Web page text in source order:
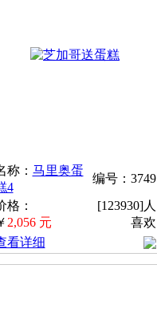
称： 马里奥蛋
4
编号：3749
格：
2,056 元
[123930]人
喜欢
看详细